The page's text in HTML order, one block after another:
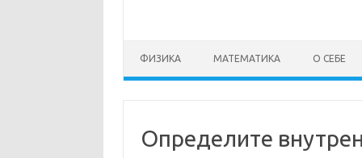
ФИЗИКА МАТЕМАТИКА О СЕБЕ
Определите